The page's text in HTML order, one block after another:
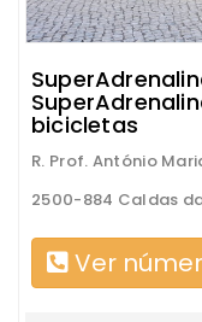
bicicletas
R. Prof. António
2500-884 Caldas
Ver